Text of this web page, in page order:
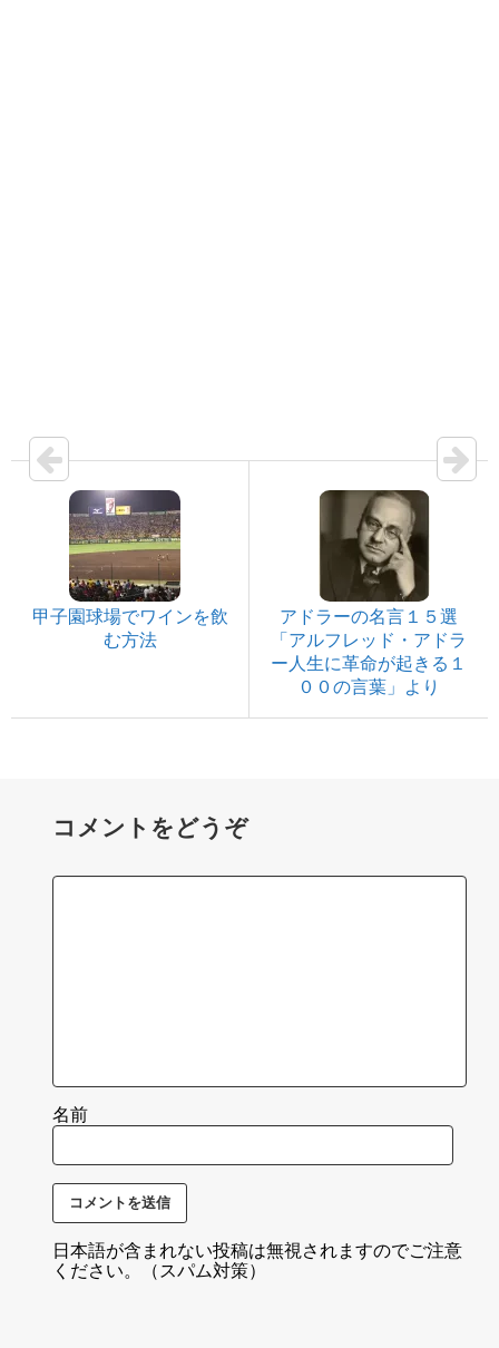
甲子園球場でワインを飲
む方法
アドラーの名言１５選
「アルフレッド・アドラ
ー人生に革命が起きる１
００の言葉」より
コメントをどうぞ
名前
日本語が含まれない投稿は無視されますのでご注意
ください。（スパム対策）